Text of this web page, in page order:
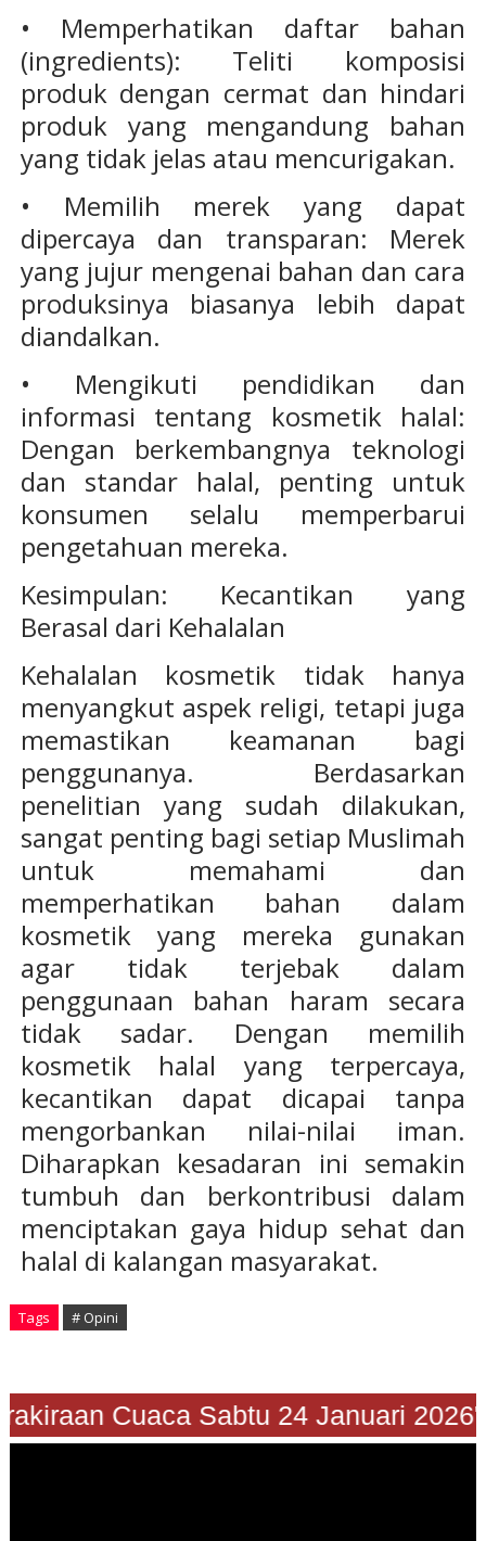
• Memperhatikan daftar bahan
(ingredients): Teliti komposisi
produk dengan cermat dan hindari
produk yang mengandung bahan
yang tidak jelas atau mencurigakan.
• Memilih merek yang dapat
dipercaya dan transparan: Merek
yang jujur mengenai bahan dan cara
produksinya biasanya lebih dapat
diandalkan.
• Mengikuti pendidikan dan
informasi tentang kosmetik halal:
Dengan berkembangnya teknologi
dan standar halal, penting untuk
konsumen selalu memperbarui
pengetahuan mereka.
Kesimpulan: Kecantikan yang
Berasal dari Kehalalan
Kehalalan kosmetik tidak hanya
menyangkut aspek religi, tetapi juga
memastikan keamanan bagi
penggunanya. Berdasarkan
penelitian yang sudah dilakukan,
sangat penting bagi setiap Muslimah
untuk memahami dan
memperhatikan bahan dalam
kosmetik yang mereka gunakan
agar tidak terjebak dalam
penggunaan bahan haram secara
tidak sadar. Dengan memilih
kosmetik halal yang terpercaya,
kecantikan dapat dicapai tanpa
mengorbankan nilai-nilai iman.
Diharapkan kesadaran ini semakin
tumbuh dan berkontribusi dalam
menciptakan gaya hidup sehat dan
halal di kalangan masyarakat.
Tags # Opini
Cuaca Sabtu 24 Januari